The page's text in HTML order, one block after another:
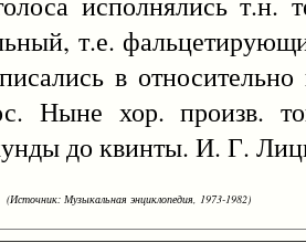
т.е.
в
Ныне хор. произв.
до квинты. И. Г.
(Источник: Музыкальная энциклопедия, 1973-1982)